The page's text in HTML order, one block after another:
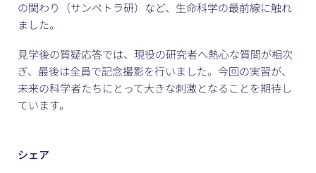
の関わり（サンペトラ研）など、生命科学の最前線に触れ
ました。
見学後の質疑応答では、現役の研究者へ熱心な質問が相次
ぎ、最後は全員で記念撮影を行いました。今回の実習が、
未来の科学者たちにとって大きな刺激となることを期待し
ています。
シェア